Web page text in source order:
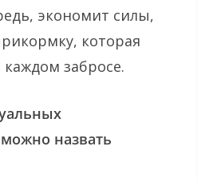
экономит cилы,
которая
каждом забросе.
назвать